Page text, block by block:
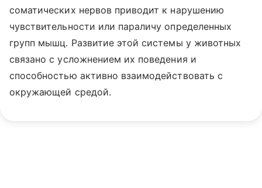
соматических нервов приводит к нарушению
чувствительности или параличу определенных
групп мышц. Развитие этой системы у животных
связано с усложнением их поведения и
способностью активно взаимодействовать с
окружающей средой.